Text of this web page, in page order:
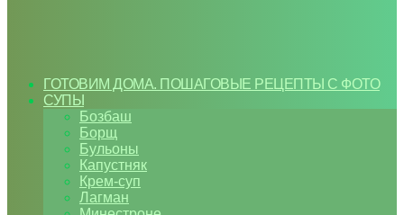
ГОТОВИМ ДОМА. ПОШАГОВЫЕ РЕЦЕПТЫ С ФОТО
СУПЫ
Бозбаш
Борщ
Бульоны
Капустняк
Крем-суп
Лагман